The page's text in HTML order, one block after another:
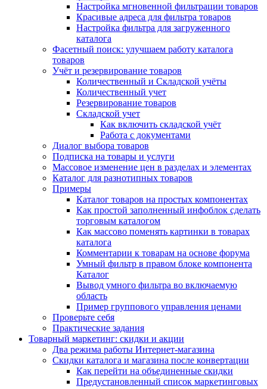
Настройка мгновенной фильтрации товаров
Красивые адреса для фильтра товаров
Настройка фильтра для загруженного
каталога
Фасетный поиск: улучшаем работу каталога
товаров
Учёт и резервирование товаров
Количественный и Складской учёты
Количественный учет
Резервирование товаров
Складской учет
Как включить складской учёт
Работа с документами
Диалог выбора товаров
Подписка на товары и услуги
Массовое изменение цен в разделах и элементах
Каталог для разнотипных товаров
Примеры
Каталог товаров на простых компонентах
Как простой заполненный инфоблок сделать
торговым каталогом
Как массово поменять картинки в товарах
каталога
Комментарии к товарам на основе форума
Умный фильтр в правом блоке компонента
Каталог
Вывод умного фильтра во включаемую
область
Пример группового управления ценами
Проверьте себя
Практические задания
Товарный маркетинг: скидки и акции
Два режима работы Интернет-магазина
Скидки каталога и магазина после конвертации
Как перейти на объединенные скидки
Предустановленный список маркетинговых